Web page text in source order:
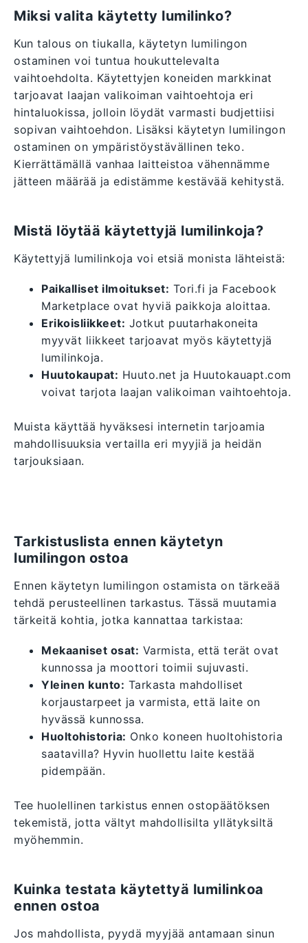
Miksi valita käytetty lumilinko?
Kun talous on tiukalla, käytetyn lumilingon
ostaminen voi tuntua houkuttelevalta
vaihtoehdolta. Käytettyjen koneiden markkinat
tarjoavat laajan valikoiman vaihtoehtoja eri
hintaluokissa, jolloin löydät varmasti budjettiisi
sopivan vaihtoehdon. Lisäksi käytetyn lumilingon
ostaminen on ympäristöystävällinen teko.
Kierrättämällä vanhaa laitteistoa vähennämme
jätteen määrää ja edistämme kestävää kehitystä.
Mistä löytää käytettyjä lumilinkoja?
Käytettyjä lumilinkoja voi etsiä monista lähteistä:
Paikalliset ilmoitukset: Tori.fi ja Facebook
Marketplace ovat hyviä paikkoja aloittaa.
Erikoisliikkeet: Jotkut puutarhakoneita
myyvät liikkeet tarjoavat myös käytettyjä
lumilinkoja.
Huutokaupat: Huuto.net ja Huutokauapt.com
voivat tarjota laajan valikoiman vaihtoehtoja.
Muista käyttää hyväksesi internetin tarjoamia
mahdollisuuksia vertailla eri myyjiä ja heidän
tarjouksiaan.
Tarkistuslista ennen käytetyn
lumilingon ostoa
Ennen käytetyn lumilingon ostamista on tärkeää
tehdä perusteellinen tarkastus. Tässä muutamia
tärkeitä kohtia, jotka kannattaa tarkistaa:
Mekaaniset osat: Varmista, että terät ovat
kunnossa ja moottori toimii sujuvasti.
Yleinen kunto: Tarkasta mahdolliset
korjaustarpeet ja varmista, että laite on
hyvässä kunnossa.
Huoltohistoria: Onko koneen huoltohistoria
saatavilla? Hyvin huollettu laite kestää
pidempään.
Tee huolellinen tarkistus ennen ostopäätöksen
tekemistä, jotta vältyt mahdollisilta yllätyksiltä
myöhemmin.
Kuinka testata käytettyä lumilinkoa
ennen ostoa
Jos mahdollista, pyydä myyjää antamaan sinun